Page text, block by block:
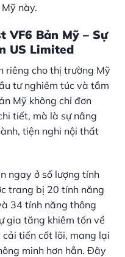
này.
VF6 Bản Mỹ – Sự
US Limited
riêng cho thị trường Mỹ
tư nghiêm túc và tầm
Mỹ không chỉ đơn
tiết, mà là sự nâng
tiện nghi nội thất
ngay ở số lượng tính
trang bị 20 tính năng
34 tính năng thông
gia tăng khiêm tốn về
tiến cốt lõi, mang lại
minh hơn hẳn. Đây